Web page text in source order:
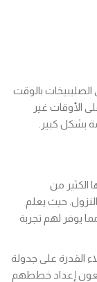
الصليبيخات بالوقت
الأوقات غير
بشكل كبير.
الكثير من
حيث يعلم
يوفر لهم تجربة
القدرة على جدولة
إعداد خططهم